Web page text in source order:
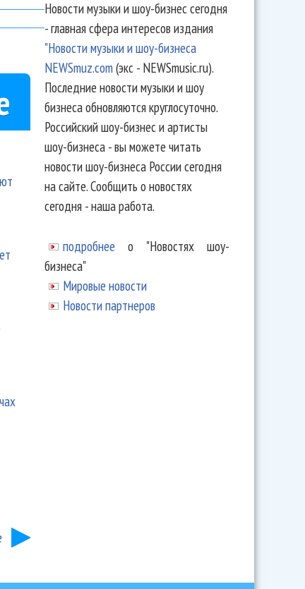
Новости музыки и шоу-бизнес сегодня
- главная сфера интересов издания
"Новости музыки и шоу-бизнеса
NEWSmuz.com(экс - NEWSmusic.ru).
Последние новости музыки и шоу
бизнеса обновляются круглосуточно.
Российский шоу-бизнес и артисты
шоу-бизнеса - вы можете читать
новости шоу-бизнеса России сегодня
на сайте. Сообщить о новостях
сегодня - наша работа.
подробнее о "Новостях шоу-
бизнеса"
Мировые новости
Новости партнеров